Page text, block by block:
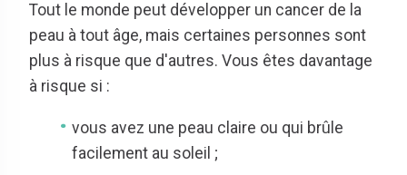
Tout le monde peut développer un cancer de la
peau à tout âge, mais certaines personnes sont
plus à risque que d'autres. Vous êtes davantage
à risque si :
vous avez une peau claire ou qui brûle
facilement au soleil ;